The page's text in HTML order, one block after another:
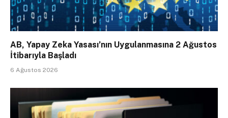
AB, Yapay Zeka Yasası’nın Uygulanmasına 2 Ağustos
İtibarıyla Başladı
6 Ağustos 2026